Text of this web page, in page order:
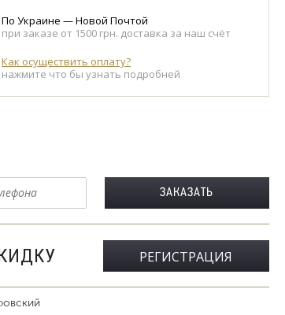
По Украине — Новой Почтой
при заказе от 1500 грн. доставка за наш счёт
Как осуществить оплату?
нажмите что бы узнать подробней
РЕГИСТРАЦИЯ